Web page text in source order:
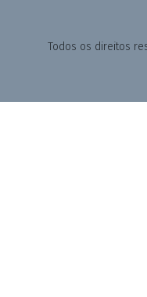
Todos os direitos